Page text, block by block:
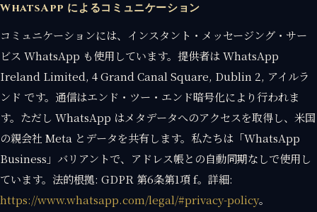
WhatsApp によるコミュニケーション
コミュニケーションには、インスタント・メッセージング・サー
ビス WhatsApp も使用しています。提供者は WhatsApp
Ireland Limited, 4 Grand Canal Square, Dublin 2, アイルラ
ンド です。通信はエンド・ツー・エンド暗号化により行われま
す。ただし WhatsApp はメタデータへのアクセスを取得し、米国
の親会社 Meta とデータを共有します。私たちは「WhatsApp
Business」バリアントで、アドレス帳との自動同期なしで使用し
ています。法的根拠: GDPR 第6条第1項 f。詳細:
https://www.whatsapp.com/legal/#privacy-policy。